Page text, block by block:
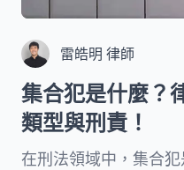
雷皓明 律師
集合犯是什麼？
類型與刑責！
在刑法領域中，集合